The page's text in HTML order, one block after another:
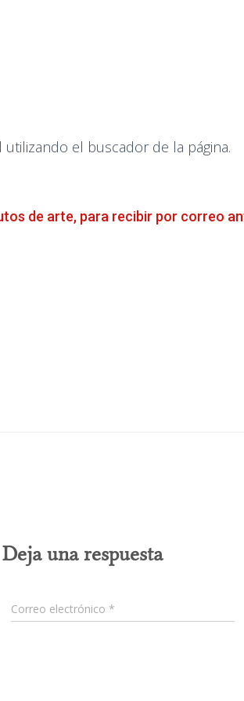
el buscador de la página.
de arte, para recibir por correo
Deja una respuesta
Correo electrónico *